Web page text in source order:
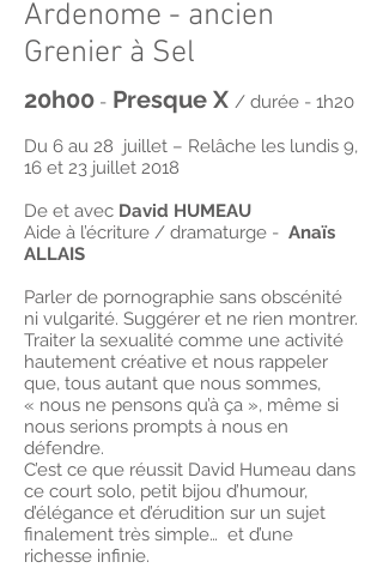
Ardenome - ancien
Grenier à Sel
20h00 - Presque X / durée - 1h20
Du 6 au 28 juillet – Relâche les lundis 9,
16 et 23 juillet 2018
De et avec David HUMEAU
Aide à l’écriture / dramaturge - Anaïs
ALLAIS
Parler de pornographie sans obscénité
ni vulgarité. Suggérer et ne rien montrer.
Traiter la sexualité comme une activité
hautement créative et nous rappeler
que, tous autant que nous sommes,
« nous ne pensons qu’à ça », même si
nous serions prompts à nous en
défendre.
C’est ce que réussit David Humeau dans
ce court solo, petit bijou d’humour,
d’élégance et d’érudition sur un sujet
finalement très simple… et d’une
richesse infinie.